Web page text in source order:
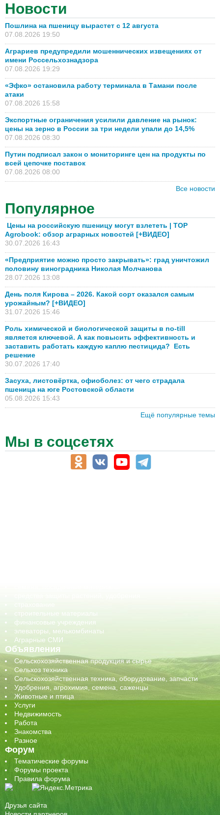
Новости
Пошлина на пшеницу вырастет с 12 августа
07.08.2026 19:50
Аграриев предупредили мошеннических извещениях от
имени Россельхознадзора
07.08.2026 19:29
«Эфко» остановила работу терминала в Тамани после
атаки
07.08.2026 15:58
Экспортные ограничения усилили давление на рынок:
цены на зерно в России за три недели упали до 14,5%
07.08.2026 08:30
Путин подписал закон о мониторинге цен на продукты по
всей цепочке поставок
07.08.2026 08:00
Все новости
Популярное
Цены на российскую пшеницу могут взлететь | TOP
Agrobook: обзор аграрных новостей [+ВИДЕО]
30.07.2026 16:43
«Предприятие можно просто закрывать»: град уничтожил
половину виноградника Николая Молчанова
28.07.2026 13:08
День поля Кирова – 2026. Какой сорт оказался самым
урожайным? [+ВИДЕО]
31.07.2026 15:46
Роль химической и биологической защиты в no-till
является ключевой. А как повысить эффективность и
заставить работать каждую каплю пестицида? Есть
решение
30.07.2026 17:40
Засуха, листовёртка, офиоболез: от чего страдала
пшеница на юге Ростовской области
05.08.2026 15:43
Ещё популярные темы
Мы в соцсетях
строительные материалы
финансовые учреждения
элеваторы, мелькомбинаты
Аграрные СМИ
Объявления
Сельскохозяйственная продукция и сырье
Сельхоз техника
Сельскохозяйственная техника, оборудование, запчасти
Удобрения, агрохимия, семена, саженцы
Животные и птица
Услуги
Недвижимость
Работа
Знакомства
Разное
Форум
Тематические форумы
Форумы проекта
Правила форума
Друзья сайта